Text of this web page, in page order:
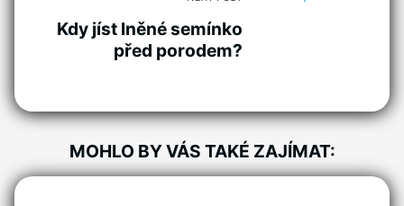
Kdy jíst lněné semínko
před porodem?
MOHLO BY VÁS TAKÉ ZAJÍMAT: